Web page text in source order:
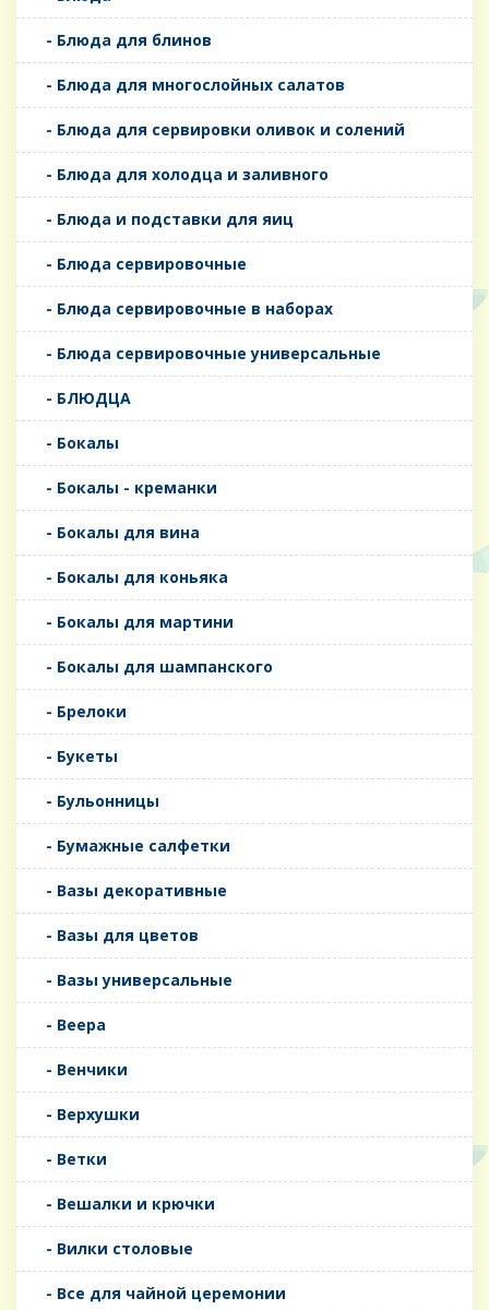
- Блюда для блинов
- Блюда для многослойных салатов
- Блюда для сервировки оливок и солений
- Блюда для холодца и заливного
- Блюда и подставки для яиц
- Блюда сервировочные
- Блюда сервировочные в наборах
- Блюда сервировочные универсальные
- БЛЮДЦА
- Бокалы
- Бокалы - креманки
- Бокалы для вина
- Бокалы для коньяка
- Бокалы для мартини
- Бокалы для шампанского
- Брелоки
- Букеты
- Бульонницы
- Бумажные салфетки
- Вазы декоративные
- Вазы для цветов
- Вазы универсальные
- Веера
- Венчики
- Верхушки
- Ветки
- Вешалки и крючки
- Вилки столовые
- Все для чайной церемонии